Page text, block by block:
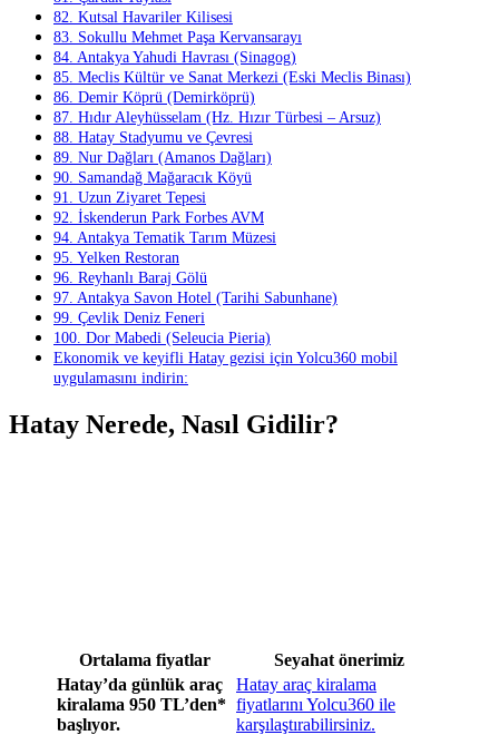
82. Kutsal Havariler Kilisesi
83. Sokullu Mehmet Paşa Kervansarayı
84. Antakya Yahudi Havrası (Sinagog)
85. Meclis Kültür ve Sanat Merkezi (Eski Meclis Binası)
86. Demir Köprü (Demirköprü)
87. Hıdır Aleyhüsselam (Hz. Hızır Türbesi – Arsuz)
88. Hatay Stadyumu ve Çevresi
89. Nur Dağları (Amanos Dağları)
90. Samandağ Mağaracık Köyü
91. Uzun Ziyaret Tepesi
92. İskenderun Park Forbes AVM
94. Antakya Tematik Tarım Müzesi
95. Yelken Restoran
96. Reyhanlı Baraj Gölü
97. Antakya Savon Hotel (Tarihi Sabunhane)
99. Çevlik Deniz Feneri
100. Dor Mabedi (Seleucia Pieria)
Ekonomik ve keyifli Hatay gezisi için Yolcu360 mobil
uygulamasını indirin:
Hatay Nerede, Nasıl Gidilir?
Ortalama fiyatlar
Seyahat önerimiz
Hatay’da günlük araç
kiralama 950 TL’den*
başlıyor.
Hatay araç kiralama
fiyatlarını Yolcu360 ile
karşılaştırabilirsiniz.